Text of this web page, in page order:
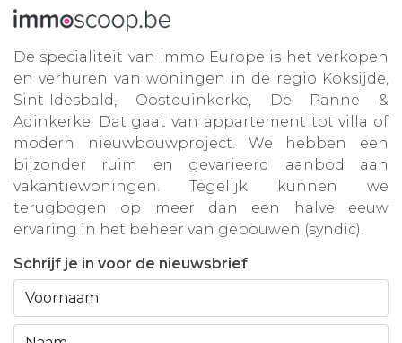
De specialiteit van Immo Europe is het verkopen
en verhuren van woningen in de regio Koksijde,
Sint-Idesbald, Oostduinkerke, De Panne &
Adinkerke. Dat gaat van appartement tot villa of
modern nieuwbouwproject. We hebben een
bijzonder ruim en gevarieerd aanbod aan
vakantiewoningen. Tegelijk kunnen we
terugbogen op meer dan een halve eeuw
ervaring in het beheer van gebouwen (syndic).
Schrijf je in voor de nieuwsbrief